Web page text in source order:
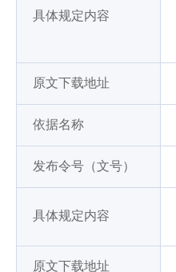
具体规定内容
原文下载地址
依据名称
发布令号（文号）
具体规定内容
原文下载地址